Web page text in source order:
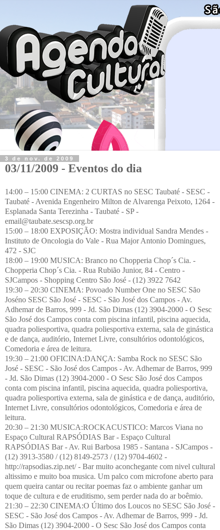
3 de nov. de 2009
03/11/2009 - Eventos do dia
14:00 – 15:00 CINEMA: 2 CURTAS no SESC Taubaté - SESC -
Taubaté - Avenida Engenheiro Milton de Alvarenga Peixoto, 1264 -
Esplanada Santa Terezinha - Taubaté - SP -
email@taubate.sescsp.org.br
15:00 – 18:00 EXPOSIÇÃO: Mostra individual Sandra Mendes -
Instituto de Oncologia do Vale - Rua Major Antonio Domingues,
472 - SJC
18:00 – 19:00 MUSICA: Branco no Chopperia Chop´s Cia. -
Chopperia Chop´s Cia. - Rua Rubião Junior, 84 - Centro -
SJCampos - Shopping Centro São José - (12) 3922 7642
19:30 – 20:30 CINEMA: Povoado Number One no SESC São
Joséno SESC São José - SESC - São José dos Campos - Av.
Adhemar de Barros, 999 - Jd. São Dimas (12) 3904-2000 - O Sesc
São José dos Campos conta com piscina infantil, piscina aquecida,
quadra poliesportiva, quadra poliesportiva externa, sala de ginástica
e de dança, auditório, Internet Livre, consultórios odontológicos,
Comedoria e área de leitura.
19:30 – 21:00 OFICINA:DANÇA: Samba Rock no SESC São
José - SESC - São José dos Campos - Av. Adhemar de Barros, 999
- Jd. São Dimas (12) 3904-2000 - O Sesc São José dos Campos
conta com piscina infantil, piscina aquecida, quadra poliesportiva,
quadra poliesportiva externa, sala de ginástica e de dança, auditório,
Internet Livre, consultórios odontológicos, Comedoria e área de
leitura.
20:30 – 21:30 MUSICA:ROCKACUSTICO: Marcos Viana no
Espaço Cultural RAPSÓDIAS Bar - Espaço Cultural
RAPSÓDIAS Bar - Av. Rui Barbosa 1985 - Santana - SJCampos -
(12) 3913-3580 / (12) 8149-2573 / (12) 9704-4602 -
http://rapsodias.zip.net/ - Bar muito aconchegante com nivel cultural
altissimo e muito boa musica. Um palco com microfone aberto para
quem queira cantar ou recitar poemas faz o ambiente ganhar um
toque de cultura e de eruditismo, sem perder nada do ar boêmio.
21:30 – 22:30 CINEMA:O Último dos Loucos no SESC São José -
SESC - São José dos Campos - Av. Adhemar de Barros, 999 - Jd.
São Dimas (12) 3904-2000 - O Sesc São José dos Campos conta